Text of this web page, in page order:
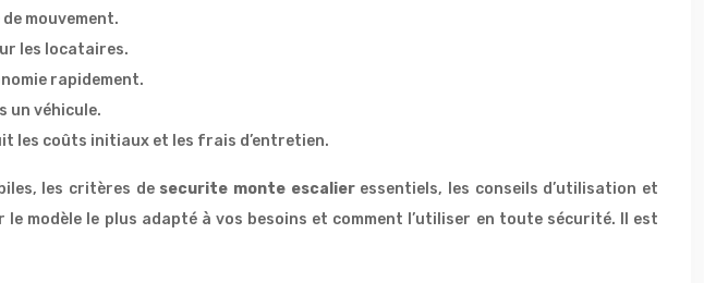
mouvement.
les locataires.
rapidement.
un véhicule.
les coûts initiaux et les frais d’entretien.
les critères de securite monte escalier essentiels, les conseils d’utilisation et
modèle le plus adapté à vos besoins et comment l’utiliser en toute sécurité. Il est